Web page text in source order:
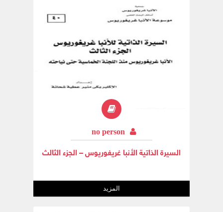
no person
السيرة الذاتية الأنبا غريغوريوس – الجزء الثالث
المزيد